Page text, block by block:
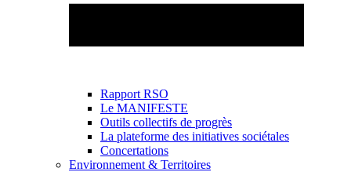
Rapport RSO
Le MANIFESTE
Outils collectifs de progrès
La plateforme des initiatives sociétales
Concertations
Environnement & Territoires